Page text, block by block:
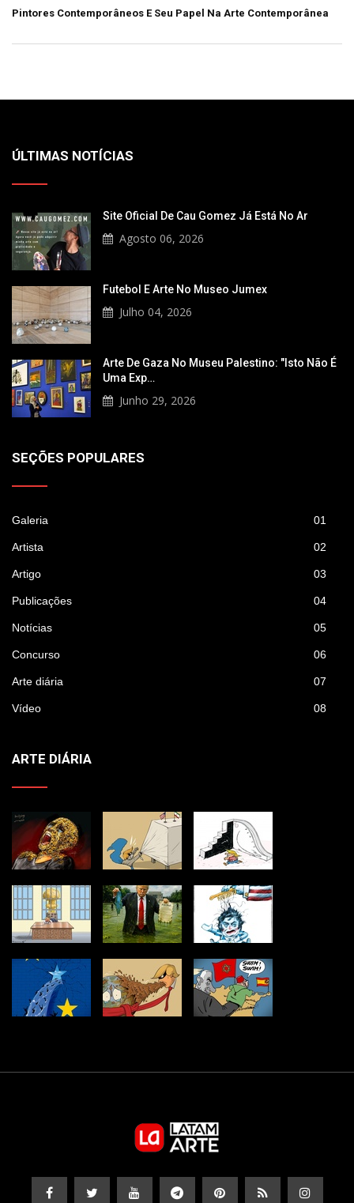
Pintores Contemporâneos E Seu Papel Na Arte Contemporânea
ÚLTIMAS NOTÍCIAS
Site Oficial De Cau Gomez Já Está No Ar
Agosto 06, 2026
Futebol E Arte No Museo Jumex
Julho 04, 2026
Arte De Gaza No Museu Palestino: "Isto Não É
Uma Exp…
Junho 29, 2026
SEÇÕES POPULARES
Galeria 01
Artista 02
Artigo 03
Publicações 04
Notícias 05
Concurso 06
Arte diária 07
Vídeo 08
ARTE DIÁRIA